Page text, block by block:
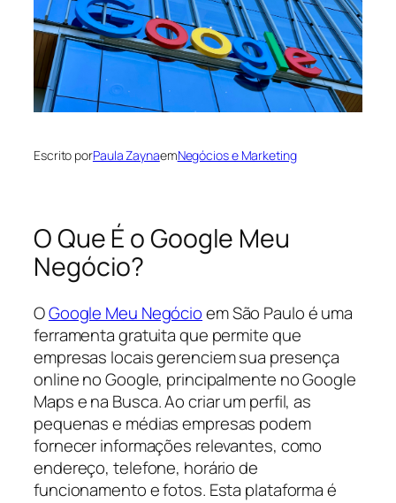
Escrito porPaula ZaynaemNegócios e Marketing
O Que É o Google Meu
Negócio?
OGoogle Meu Negócioem São Paulo é uma
ferramenta gratuita que permite que
empresas locais gerenciem sua presença
online no Google, principalmente no Google
Maps e na Busca. Ao criar um perfil, as
pequenas e médias empresas podem
fornecer informações relevantes, como
endereço, telefone, horário de
funcionamento e fotos. Esta plataforma é